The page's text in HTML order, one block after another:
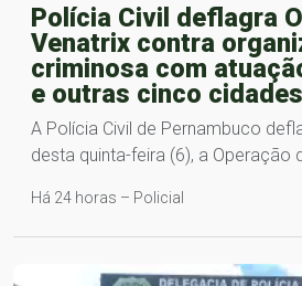
Polícia Civil deflagra
Venatrix contra
criminosa com
e outras cinco cidades
A Polícia Civil de Pernambuco
desta quinta-feira (6), a Operação
Há 24 horas – Policial